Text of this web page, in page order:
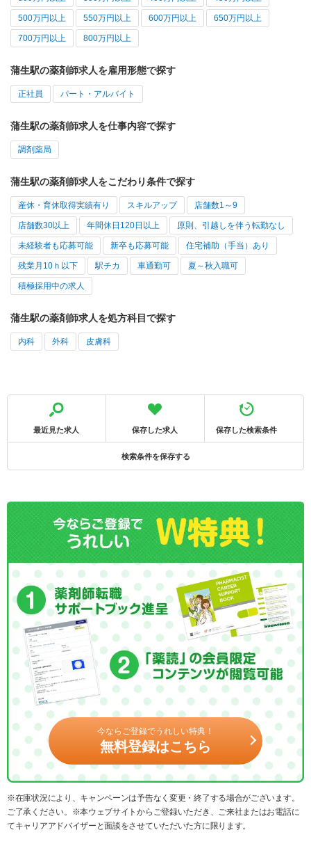
500万円以上 550万円以上 600万円以上 650万円以上
700万円以上 800万円以上
蒲生駅の薬剤師求人を雇用形態で探す
正社員 パート・アルバイト
蒲生駅の薬剤師求人を仕事内容で探す
調剤薬局
蒲生駅の薬剤師求人をこだわり条件で探す
産休・育休取得実績有り スキルアップ 店舗数1～9
店舗数30以上 年間休日120日以上 原則、引越しを伴う転勤なし
未経験者も応募可能 新卒も応募可能 住宅補助（手当）あり
残業月10ｈ以下 駅チカ 車通勤可 夏～秋入職可
積極採用中の求人
蒲生駅の薬剤師求人を処方科目で探す
内科 外科 皮膚科
最近見た求人 保存した求人 保存した検索条件
検索条件を保存する
今ならご登録でうれしい特典！
無料登録はこちら
※在庫状況により、キャンペーンは予告なく変更・終了する場合がございます。
ご了承ください。※本ウェブサイトからご登録いただき、ご来社またはお電話に
てキャリアアドバイザーと面談をさせていただいた方に限ります。